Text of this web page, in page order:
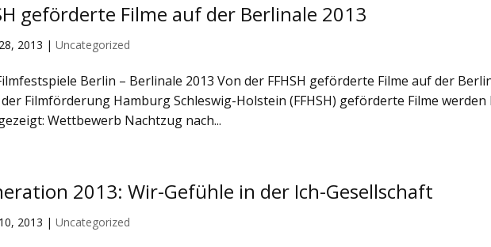
geförderte Filme auf der Berlinale 2013
2013 |Uncategorized
Berlin – Berlinale 2013 Von der FFHSH geförderte Filme auf der
Filmförderung Hamburg Schleswig-Holstein (FFHSH) geförderte Filme werden
Wettbewerb Nachtzug nach...
2013: Wir-Gefühle in der Ich-Gesellschaft
2013 |Uncategorized